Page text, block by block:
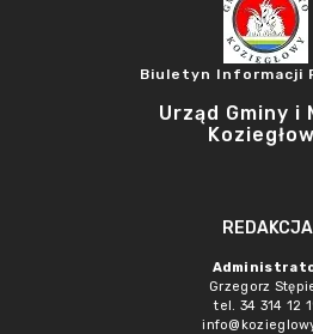
Biuletyn Informacji
Urząd Gminy i
REDAKCJA
Grzegorz
tel. 34 314 12